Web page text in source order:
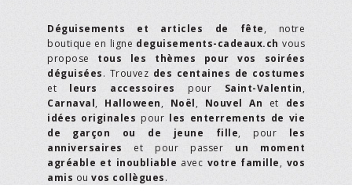
Déguisements et articles de fête, notre
boutique en ligne deguisements-cadeaux.ch vous
propose tous les thèmes pour vos soirées
déguisées. Trouvez des centaines de costumes
et leurs accessoires pour Saint-Valentin,
Carnaval, Halloween, Noël, Nouvel An et des
idées originales pour les enterrements de vie
de garçon ou de jeune fille, pour les
anniversaires et pour passer un moment
agréable et inoubliable avec votre famille, vos
amis ou vos collègues.